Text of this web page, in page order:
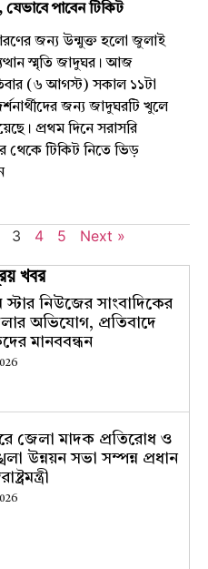
খবর
স্টার নিউজের সাংবাদিকের
অভিযোগ, প্রতিবাদে
মানববন্ধন
জেলা মাদক প্রতিরোধ ও
উন্নয়ন সভা সম্পন্ন প্রধান
পাবেন টিকিট
জন্য উন্মুক্ত হলো জুলাই
স্মৃতি জাদুঘর। আজ
(৬ আগস্ট) সকাল ১১টা
জন্য জাদুঘরটি খুলে
প্রথম দিনে সরাসরি
থেকে টিকিট নিতে ভিড়
3 4 5 Next »